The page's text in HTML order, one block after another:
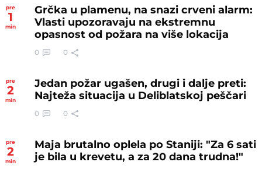
pre
1
min
Grčka u plamenu, na snazi crveni alarm:
Vlasti upozoravaju na ekstremnu
opasnost od požara na više lokacija
0 0
pre
2
min
Jedan požar ugašen, drugi i dalje preti:
Najteža situacija u Deliblatskoj peščari
0 0
pre
2
min
Maja brutalno oplela po Staniji: "Za 6 sati
je bila u krevetu, a za 20 dana trudna!"